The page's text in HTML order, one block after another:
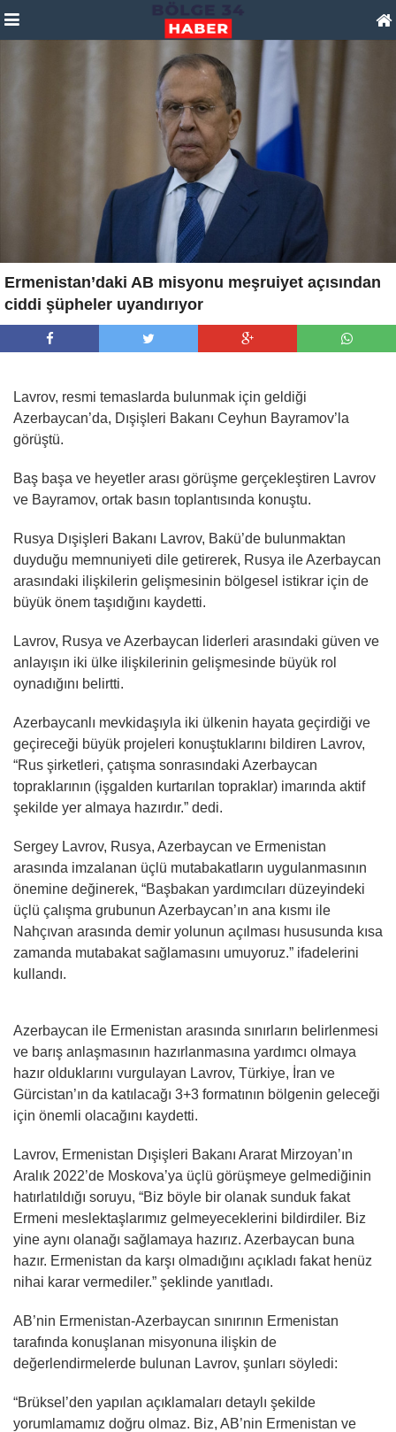
Ermenistan’daki AB misyonu meşruiyet açısından
ciddi şüpheler uyandırıyor
Lavrov, resmi temaslarda bulunmak için geldiği
Azerbaycan’da, Dışişleri Bakanı Ceyhun Bayramov’la
görüştü.
Baş başa ve heyetler arası görüşme gerçekleştiren Lavrov
ve Bayramov, ortak basın toplantısında konuştu.
Rusya Dışişleri Bakanı Lavrov, Bakü’de bulunmaktan
duyduğu memnuniyeti dile getirerek, Rusya ile Azerbaycan
arasındaki ilişkilerin gelişmesinin bölgesel istikrar için de
büyük önem taşıdığını kaydetti.
Lavrov, Rusya ve Azerbaycan liderleri arasındaki güven ve
anlayışın iki ülke ilişkilerinin gelişmesinde büyük rol
oynadığını belirtti.
Azerbaycanlı mevkidaşıyla iki ülkenin hayata geçirdiği ve
geçireceği büyük projeleri konuştuklarını bildiren Lavrov,
“Rus şirketleri, çatışma sonrasındaki Azerbaycan
topraklarının (işgalden kurtarılan topraklar) imarında aktif
şekilde yer almaya hazırdır.” dedi.
Sergey Lavrov, Rusya, Azerbaycan ve Ermenistan
arasında imzalanan üçlü mutabakatların uygulanmasının
önemine değinerek, “Başbakan yardımcıları düzeyindeki
üçlü çalışma grubunun Azerbaycan’ın ana kısmı ile
Nahçıvan arasında demir yolunun açılması hususunda kısa
zamanda mutabakat sağlamasını umuyoruz.” ifadelerini
kullandı.
Azerbaycan ile Ermenistan arasında sınırların belirlenmesi
ve barış anlaşmasının hazırlanmasına yardımcı olmaya
hazır olduklarını vurgulayan Lavrov, Türkiye, İran ve
Gürcistan’ın da katılacağı 3+3 formatının bölgenin geleceği
için önemli olacağını kaydetti.
Lavrov, Ermenistan Dışişleri Bakanı Ararat Mirzoyan’ın
Aralık 2022’de Moskova’ya üçlü görüşmeye gelmediğinin
hatırlatıldığı soruyu, “Biz böyle bir olanak sunduk fakat
Ermeni meslektaşlarımız gelmeyeceklerini bildirdiler. Biz
yine aynı olanağı sağlamaya hazırız. Azerbaycan buna
hazır. Ermenistan da karşı olmadığını açıkladı fakat henüz
nihai karar vermediler.” şeklinde yanıtladı.
AB’nin Ermenistan-Azerbaycan sınırının Ermenistan
tarafında konuşlanan misyonuna ilişkin de
değerlendirmelerde bulunan Lavrov, şunları söyledi:
“Brüksel’den yapılan açıklamaları detaylı şekilde
yorumlamamız doğru olmaz. Biz, AB’nin Ermenistan ve